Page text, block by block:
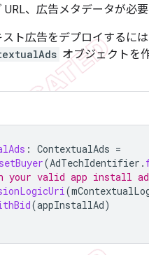
、広告メタデータが必要
ト広告をデプロイするに
オブジェクトを
: ContextualAds =
setBuyer(AdTechIdentifier .
your valid app install
(
(appInstallAd)